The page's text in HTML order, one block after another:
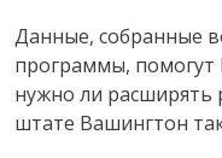
Данные, собранные
программы, помогут
нужно ли расширять
штате Вашингтон